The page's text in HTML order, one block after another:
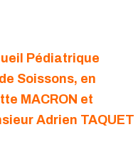
Pédiatrique
Soissons, en
MACRON et
Adrien TAQUET